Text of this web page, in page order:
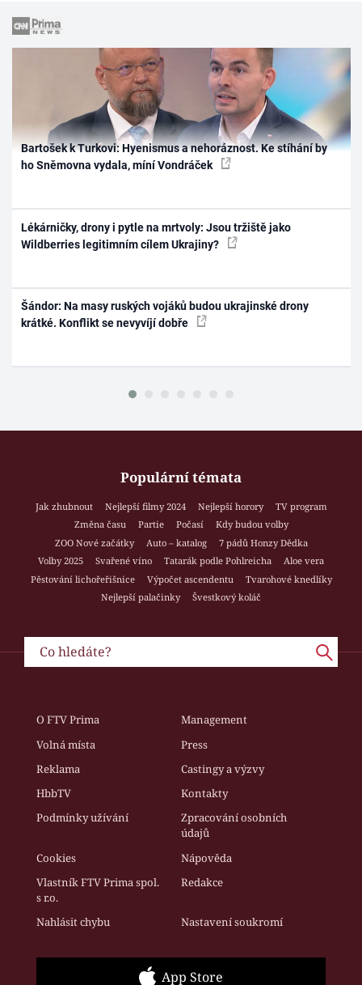
Bartošek k Turkovi: Hyenismus a nehoráznost. Ke stíhání by
ho Sněmovna vydala, míní Vondráček
Lékárničky, drony i pytle na mrtvoly: Jsou tržiště jako
Wildberries legitimním cílem Ukrajiny?
Šándor: Na masy ruských vojáků budou ukrajinské drony
krátké. Konflikt se nevyvíjí dobře
Populární témata
Jak zhubnout Nejlepší filmy 2024 Nejlepší horory
TV program
Změna času
Partie Počasí
Kdy budou volby
ZOO Nové začátky
Auto – katalog
7 pádů Honzy Dědka
Volby 2025
Svařené víno Tatarák podle Pohlreicha
Aloe vera
Pěstování lichořeřišnice
Výpočet ascendentu
Tvarohové knedlíky
Nejlepší palačinky
Švestkový koláč
O FTV Prima
Management
Volná místa
Press
Reklama
Castingy a výzvy
HbbTV
Kontakty
Podmínky užívání
Zpracování osobních
údajů
Cookies
Nápověda
Vlastník FTV Prima spol.
s r.o.
Redakce
Nahlásit chybu Nastavení soukromí
App Store